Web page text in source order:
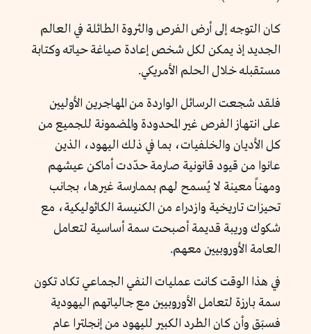
كان التوجه إلى أرض الفرص والثروة الطائلة في العالم
الجديد إذ يمكن لكل شخص إعادة صياغة حياته وكتابة
مستقبله خلال الحلم الأمريكي.
فلقد شجعت الرسائل الواردة من المهاجرين الأوليين
على انتهاز الفرص غير المحدودة والمضمونة للجميع من
كل الأديان والخلفيات، بما في ذلك اليهود، الذين
عانوا من قيود قانونية صارمة حدّدت أماكن عيشهم
ومهناً معينة لا يُسمح لهم بممارسة غيرها، بجانب
تحيزات تاريخية وازدراء من الكنيسة الكاثوليكية، مع
شكوك وريبة قديمة أصبحت سمة أساسية لتعامل
العامة الأوروبيين معهم.
في هذا الوقت كانت عمليات النفي الجماعي تكاد تكون
سمة بارزة لتعامل الأوروبيين مع جالياتهم اليهودية
فسبَق وأن كان الطرد الكبير لليهود من إنجلترا عام